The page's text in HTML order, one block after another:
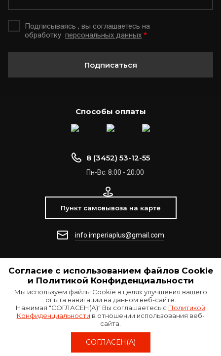
Согласие с использованием файлов Сookie
и Политикой Конфиденциальности
Мы используем файлы Cookie в целях улучшения вашего
опыта навигации на данном веб-сайте.
Нажимая "СОГЛАСЕН(А)" Вы соглашаетесь с Политикой
Конфиденциальности в отношении использования веб-
сайта.
СОГЛАСЕН(А)
Подписываясь , вы соглашаетесь на
обработку персональных данных *
Подписаться
Способы оплаты
© 2021 ООО "Империя +"
8 (3452) 53-12-55
Пн-Вс: 8:00 - 20:00
Пункт самовывоза на карте
info.imperiaplus@gmail.com
Создать сайтв Мегагрупп.ру